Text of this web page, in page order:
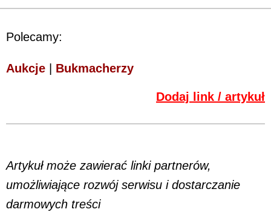
Polecamy:
Aukcje Bukmacherzy
Dodaj link / artykuł
Artykuł może zawierać linki partnerów,
umożliwiające rozwój serwisu i dostarczanie
darmowych treści